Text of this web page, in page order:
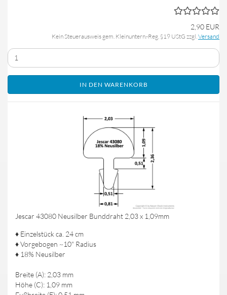
2,90 EUR
Kein Steuerausweis gem. Kleinuntern.-Reg. §19 UStG zzgl. Versand
IN DEN WARENKORB
Jescar 43080 Neusilber Bunddraht 2,03 x 1,09mm
♦ Einzelstück ca. 24 cm
♦ Vorgebogen ~10" Radius
♦ 18% Neusilber
Breite (A): 2,03 mm
Höhe (C): 1,09 mm